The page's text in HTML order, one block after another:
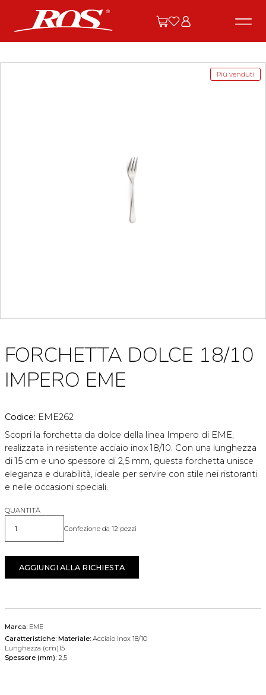
Più venduti
FORCHETTA DOLCE 18/10
IMPERO EME
Codice: EME262
Scopri la forchetta da dolce della linea Impero di EME,
realizzata in resistente acciaio inox 18/10. Con una lunghezza
di 15 cm e uno spessore di 2,5 mm, questa forchetta unisce
eleganza e durabilità, ideale per servire con stile nei ristoranti
e nelle occasioni speciali.
QUANTITÀ
Quantità Confezione da 12 pezzi
AGGIUNGI ALLA RICHIESTA
Marca: EME
Caratteristiche: Materiale: Acciaio Inox 18/10
Lunghezza (cm)15
Spessore (mm): 2,5